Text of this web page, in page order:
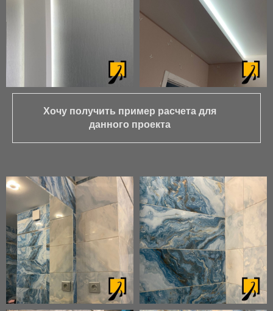
Хочу получить пример расчета для
данного проекта